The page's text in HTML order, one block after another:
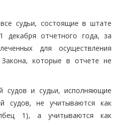
судьи, состоящие в штате
отчетного года, за
для осуществления
которые в отчете не
судов и судьи, исполняющие
судов, не учитываются как
1), а учитываются как